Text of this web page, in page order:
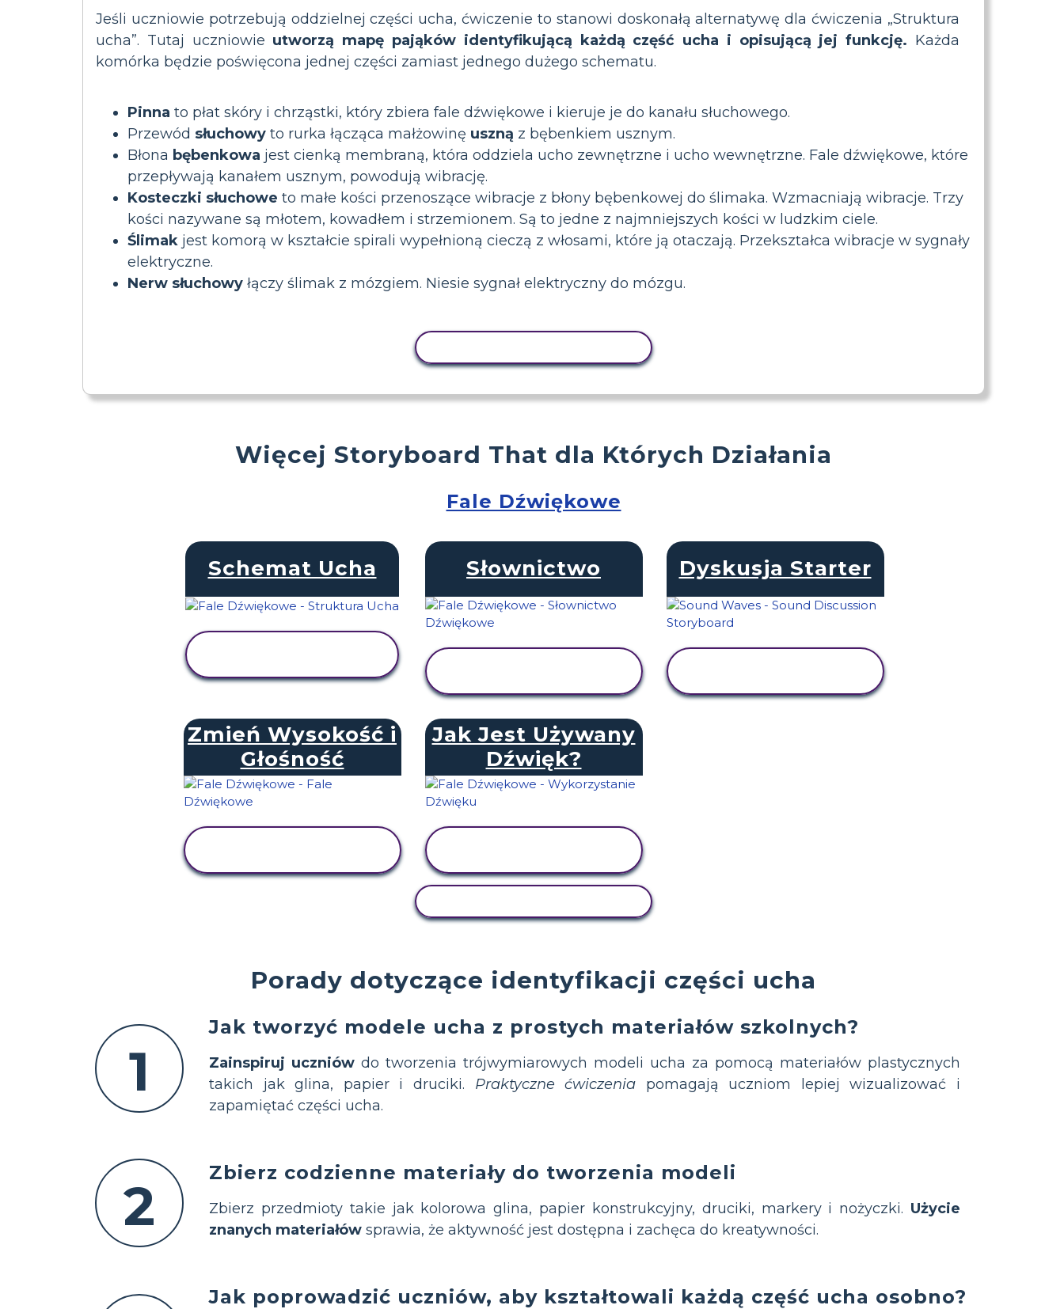
Jeśli uczniowie potrzebują oddzielnej części ucha, ćwiczenie to stanowi doskonałą alternatywę dla ćwiczenia „Struktura
ucha”. Tutaj uczniowie utworzą mapę pająków identyfikującą każdą część ucha i opisującą jej funkcję. Każda
komórka będzie poświęcona jednej części zamiast jednego dużego schematu.
Pinna to płat skóry i chrząstki, który zbiera fale dźwiękowe i kieruje je do kanału słuchowego.
Przewód słuchowy to rurka łącząca małżowinę uszną z bębenkiem usznym.
Błona bębenkowa jest cienką membraną, która oddziela ucho zewnętrzne i ucho wewnętrzne. Fale dźwiękowe, które
przepływają kanałem usznym, powodują wibrację.
Kosteczki słuchowe to małe kości przenoszące wibracje z błony bębenkowej do ślimaka. Wzmacniają wibracje. Trzy
kości nazywane są młotem, kowadłem i strzemionem. Są to jedne z najmniejszych kości w ludzkim ciele.
Ślimak jest komorą w kształcie spirali wypełnioną cieczą z włosami, które ją otaczają. Przekształca wibracje w sygnały
elektryczne.
Nerw słuchowy łączy ślimak z mózgiem. Niesie sygnał elektryczny do mózgu.
Porady dotyczące identyfikacji części ucha
1
Jak tworzyć modele ucha z prostych materiałów szkolnych?
Zainspiruj uczniów do tworzenia trójwymiarowych modeli ucha za pomocą materiałów plastycznych
takich jak glina, papier i druciki. Praktyczne ćwiczenia pomagają uczniom lepiej wizualizować i
zapamiętać części ucha.
2
Zbierz codzienne materiały do tworzenia modeli
Zbierz przedmioty takie jak kolorowa glina, papier konstrukcyjny, druciki, markery i nożyczki. Użycie
znanych materiałów sprawia, że aktywność jest dostępna i zachęca do kreatywności.
Jak poprowadzić uczniów, aby kształtowali każdą część ucha osobno?
Więcej Storyboard That dla Których Działania
Fale Dźwiękowe
Schemat Ucha Słownictwo Dyskusja Starter
Zmień Wysokość i
Głośność
Jak Jest Używany
Dźwięk?